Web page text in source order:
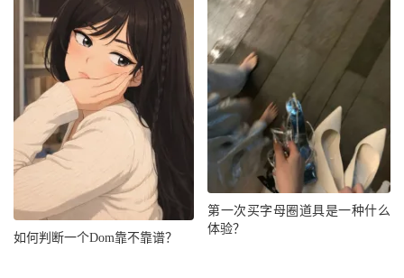
如何判断一个Dom靠不靠谱？
第一次买字母圈道具是一种什么
体验？